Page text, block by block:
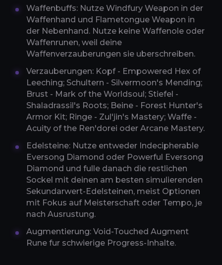
Waffenbuffs: Nutze Windfury Weapon in der
Waffenhand und Flametongue Weapon in
der Nebenhand. Nutze keine Waffenole oder
Waffenrunen, weil deine
Waffenverzauberungen sie uberschreiben.
Verzauberungen: Kopf - Empowered Hex of
Leeching; Schultern - Silvermoon's Mending;
Brust - Mark of the Worldsoul; Stiefel -
Shaladrassil's Roots; Beine - Forest Hunter's
Armor Kit; Ringe - Zul'jin's Mastery; Waffe -
Acuity of the Ren'dorei oder Arcane Mastery.
Edelsteine: Nutze entweder Indecipherable
Eversong Diamond oder Powerful Eversong
Diamond und fulle danach die restlichen
Sockel mit deinen am besten simulierenden
Sekundarwert-Edelsteinen, meist Optionen
mit Fokus auf Meisterschaft oder Tempo, je
nach Ausrustung.
Augmentierung: Void-Touched Augment
Rune fur schwierige Progress-Inhalte.